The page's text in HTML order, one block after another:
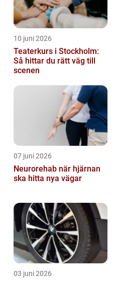
10 juni 2026
Teaterkurs i Stockholm:
Så hittar du rätt väg till
scenen
07 juni 2026
Neurorehab när hjärnan
ska hitta nya vägar
03 juni 2026